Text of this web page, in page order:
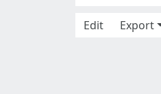
Edit
Export